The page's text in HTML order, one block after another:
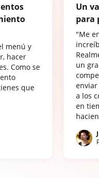
menú y
hacer
Como se
que
Un
para
"Me
un
a los
en